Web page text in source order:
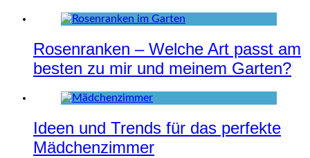
Rosenranken – Welche Art passt am
besten zu mir und meinem Garten?
Ideen und Trends für das perfekte
Mädchenzimmer